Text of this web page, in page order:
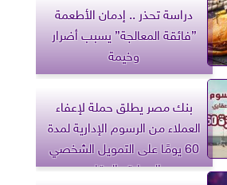
دراسة تحذر .. إدمان الأطعمة
”فائقة المعالجة” يسبب أضرار
وخيمة
بنك مصر يطلق حملة لإعفاء
العملاء من الرسوم الإدارية لمدة
60 يومًا على التمويل الشخصي
والسيارة والعقاري